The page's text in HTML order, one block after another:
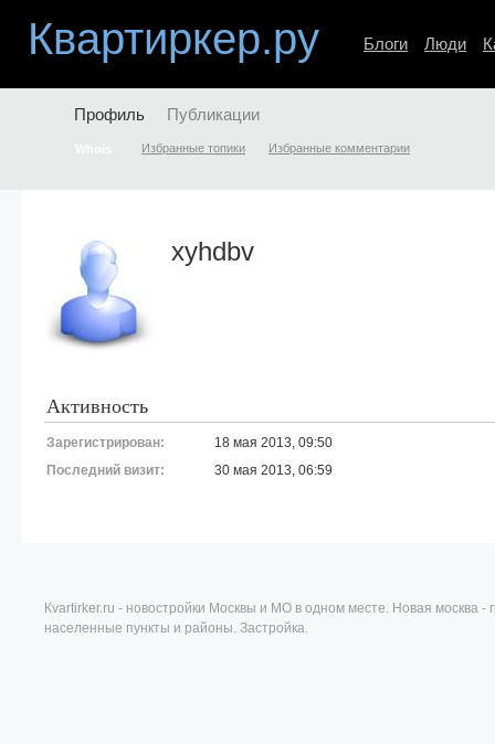
Квартиркер.ру Блоги Люди
Профиль
Избранные топики Избранные комментарии
Публикации
xyhdbv
Активность
Зарегистрирован:
18 мая 2013, 09:50
Последний визит:
30 мая 2013, 06:59
Кvartirker.ru - новостройки Москвы и МО в одном месте. Новая москва
населенные пункты и районы. Застройка.